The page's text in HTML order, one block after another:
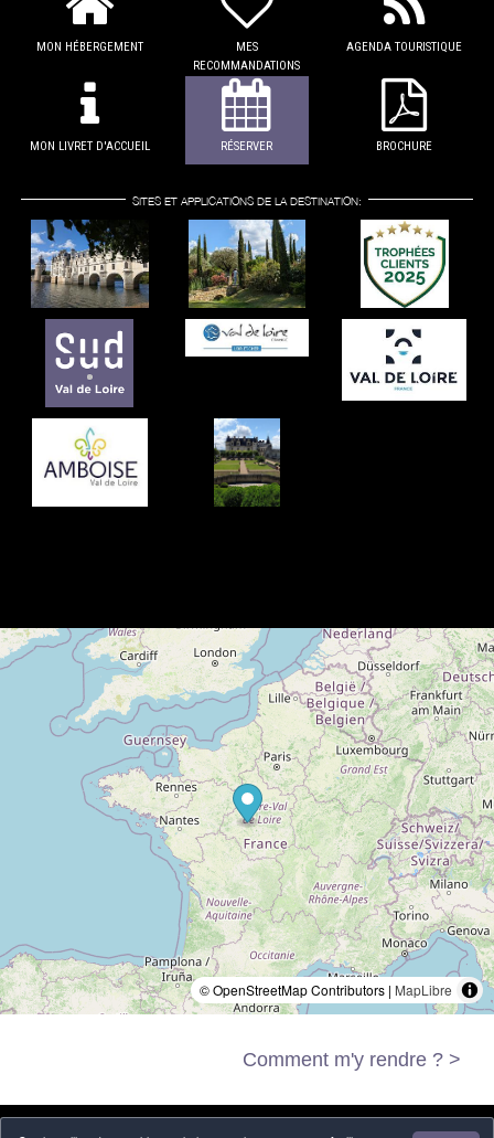
MON HÉBERGEMENT
MES
RECOMMANDATIONS
AGENDA TOURISTIQUE
MON LIVRET D'ACCUEIL RÉSERVER BROCHURE
SITES ET APPLICATIONS DE LA DESTINATION:
© OpenStreetMap Contributors | MapLibre
Comment m'y rendre ? >